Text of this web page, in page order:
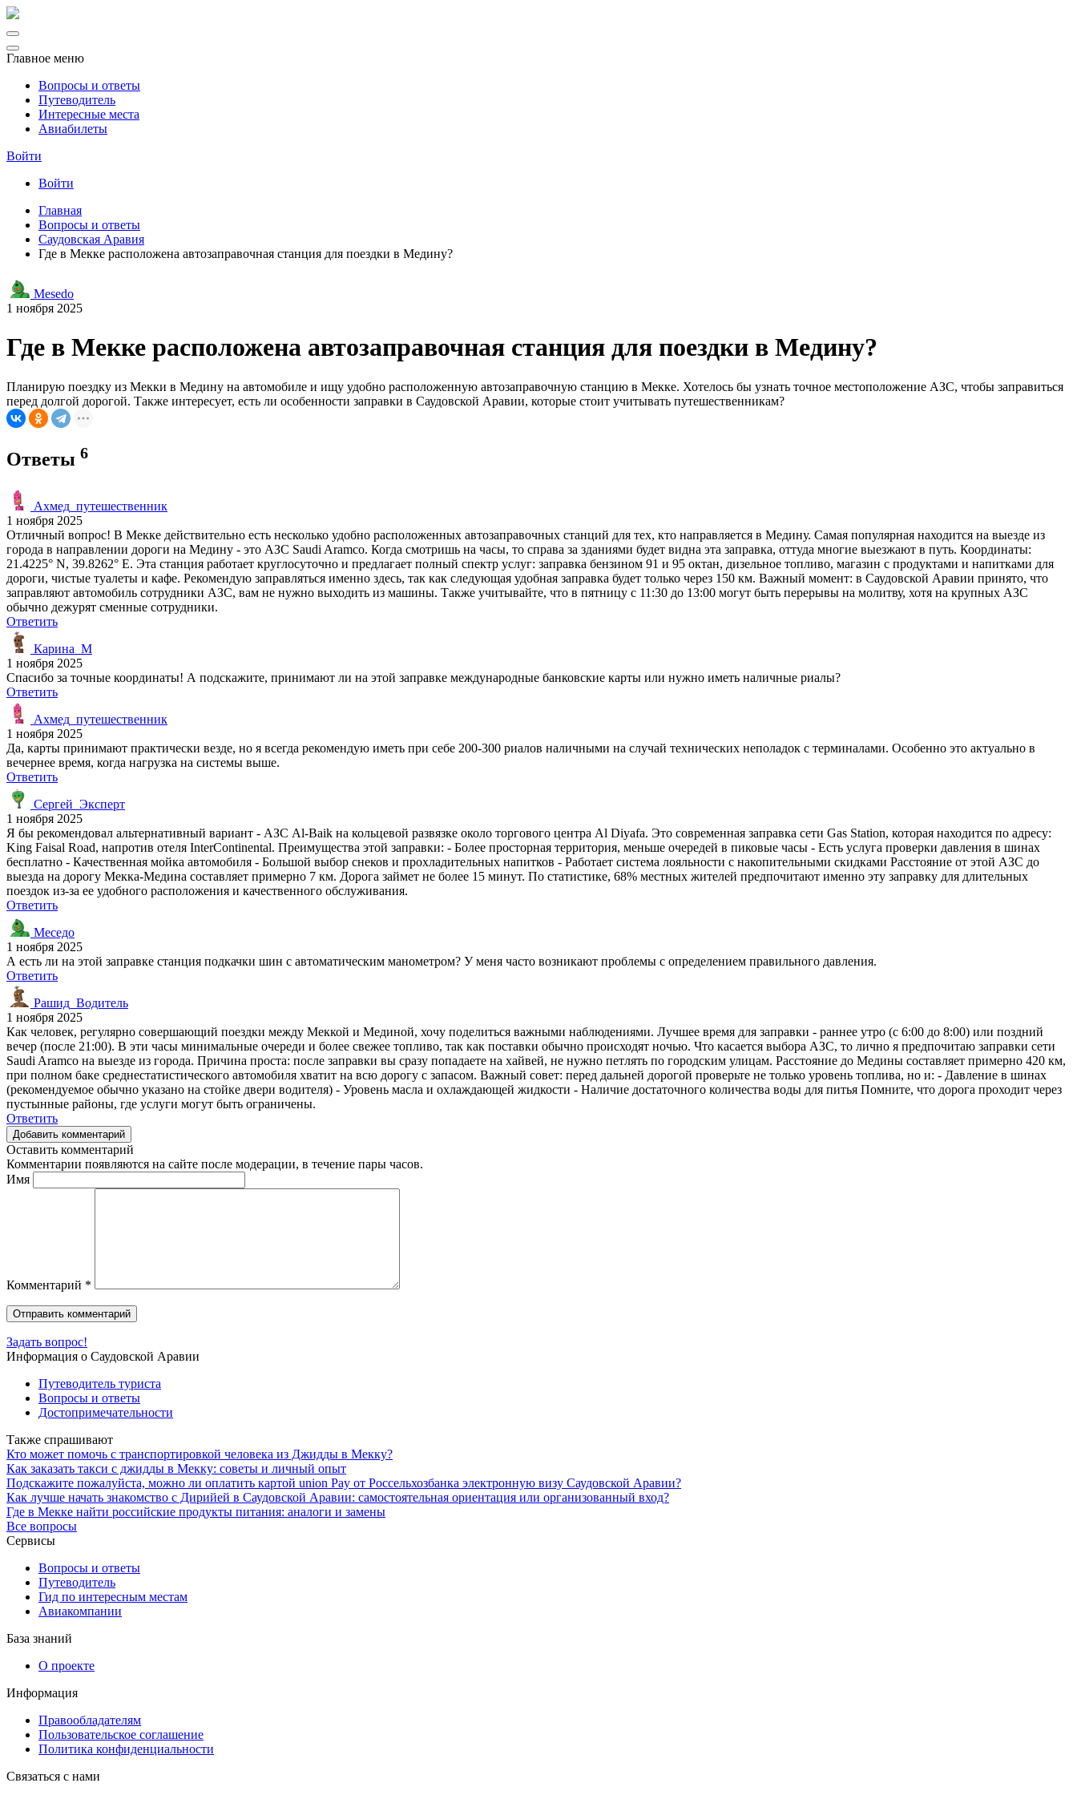
Главное меню
Вопросы и ответы
Путеводитель
Интересные места
Авиабилеты
Войти
Войти
Главная
Вопросы и ответы
Саудовская Аравия
Где в Мекке расположена автозаправочная станция для поездки в Медину?
Mesedo
1 ноября 2025
Где в Мекке расположена автозаправочная станция для поездки в Медину?
Планирую поездку из Мекки в Медину на автомобиле и ищу удобно расположенную автозаправочную станцию в Мекке. Хотелось бы узнать точное местоположение АЗС, чтобы заправиться
перед долгой дорогой. Также интересует, есть ли особенности заправки в Саудовской Аравии, которые стоит учитывать путешественникам?
Ответы 6
Ахмед_путешественник
1 ноября 2025
Отличный вопрос! В Мекке действительно есть несколько удобно расположенных автозаправочных станций для тех, кто направляется в Медину. Самая популярная находится на выезде из
города в направлении дороги на Медину - это АЗС Saudi Aramco. Когда смотришь на часы, то справа за зданиями будет видна эта заправка, оттуда многие выезжают в путь. Координаты:
21.4225° N, 39.8262° E. Эта станция работает круглосуточно и предлагает полный спектр услуг: заправка бензином 91 и 95 октан, дизельное топливо, магазин с продуктами и напитками для
дороги, чистые туалеты и кафе. Рекомендую заправляться именно здесь, так как следующая удобная заправка будет только через 150 км. Важный момент: в Саудовской Аравии принято, что
заправляют автомобиль сотрудники АЗС, вам не нужно выходить из машины. Также учитывайте, что в пятницу с 11:30 до 13:00 могут быть перерывы на молитву, хотя на крупных АЗС
обычно дежурят сменные сотрудники.
Ответить
Карина_М
1 ноября 2025
Спасибо за точные координаты! А подскажите, принимают ли на этой заправке международные банковские карты или нужно иметь наличные риалы?
Ответить
Ахмед_путешественник
1 ноября 2025
Да, карты принимают практически везде, но я всегда рекомендую иметь при себе 200-300 риалов наличными на случай технических неполадок с терминалами. Особенно это актуально в
вечернее время, когда нагрузка на системы выше.
Ответить
Сергей_Эксперт
1 ноября 2025
Я бы рекомендовал альтернативный вариант - АЗС Al-Baik на кольцевой развязке около торгового центра Al Diyafa. Это современная заправка сети Gas Station, которая находится по адресу:
King Faisal Road, напротив отеля InterContinental. Преимущества этой заправки: - Более просторная территория, меньше очередей в пиковые часы - Есть услуга проверки давления в шинах
бесплатно - Качественная мойка автомобиля - Большой выбор снеков и прохладительных напитков - Работает система лояльности с накопительными скидками Расстояние от этой АЗС до
выезда на дорогу Мекка-Медина составляет примерно 7 км. Дорога займет не более 15 минут. По статистике, 68% местных жителей предпочитают именно эту заправку для длительных
поездок из-за ее удобного расположения и качественного обслуживания.
Ответить
Меседо
1 ноября 2025
А есть ли на этой заправке станция подкачки шин с автоматическим манометром? У меня часто возникают проблемы с определением правильного давления.
Ответить
Рашид_Водитель
1 ноября 2025
Как человек, регулярно совершающий поездки между Меккой и Мединой, хочу поделиться важными наблюдениями. Лучшее время для заправки - раннее утро (с 6:00 до 8:00) или поздний
вечер (после 21:00). В эти часы минимальные очереди и более свежее топливо, так как поставки обычно происходят ночью. Что касается выбора АЗС, то лично я предпочитаю заправки сети
Saudi Aramco на выезде из города. Причина проста: после заправки вы сразу попадаете на хайвей, не нужно петлять по городским улицам. Расстояние до Медины составляет примерно 420 км,
при полном баке среднестатистического автомобиля хватит на всю дорогу с запасом. Важный совет: перед дальней дорогой проверьте не только уровень топлива, но и: - Давление в шинах
(рекомендуемое обычно указано на стойке двери водителя) - Уровень масла и охлаждающей жидкости - Наличие достаточного количества воды для питья Помните, что дорога проходит через
пустынные районы, где услуги могут быть ограничены.
Ответить
Добавить комментарий
Оставить комментарий
Комментарии появляются на сайте после модерации, в течение пары часов.
Имя
Комментарий *
Задать вопрос!
Информация о Саудовской Аравии
Путеводитель туриста
Вопросы и ответы
Достопримечательности
Также спрашивают
Кто может помочь с транспортировкой человека из Джидды в Мекку?
Как заказать такси с джидды в Мекку: советы и личный опыт
Подскажите пожалуйста, можно ли оплатить картой union Pay от Россельхозбанка электронную визу Саудовской Аравии?
Как лучше начать знакомство с Дирийей в Саудовской Аравии: самостоятельная ориентация или организованный вход?
Где в Мекке найти российские продукты питания: аналоги и замены
Все вопросы
Сервисы
Вопросы и ответы
Путеводитель
Гид по интересным местам
Авиакомпании
База знаний
О проекте
Информация
Правообладателям
Пользовательское соглашение
Политика конфиденциальности
Связаться с нами